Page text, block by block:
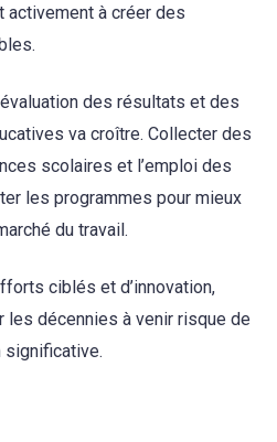
activement à créer des
des résultats et des
va croître. Collecter des
scolaires et l’emploi des
les programmes pour mieux
du travail.
ciblés et d’innovation,
les décennies à venir risque de
significative.